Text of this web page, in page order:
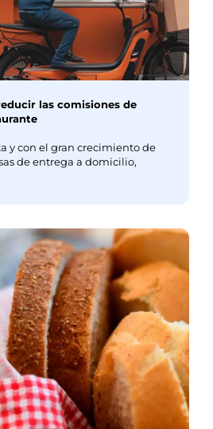
las comisiones de
y con el gran crecimiento de
de entrega a domicilio,